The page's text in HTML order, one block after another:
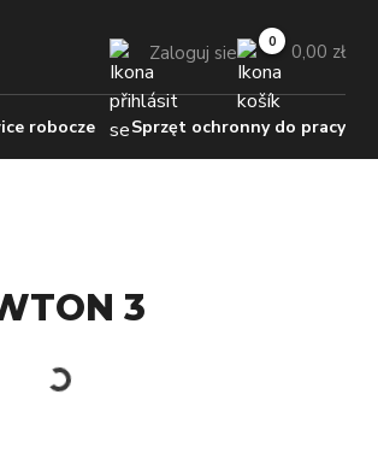
Zaloguj sie 0,00 zł
robocze Sprzęt ochronny do pracy
3